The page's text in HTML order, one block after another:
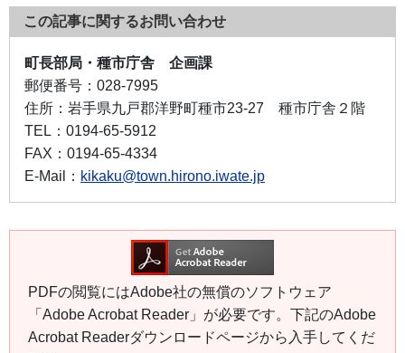
この記事に関するお問い合わせ
町長部局・種市庁舎 企画課
郵便番号： 028-7995
住所： 岩手県九戸郡洋野町種市23-27 種市庁舎２階
TEL： 0194-65-5912
FAX： 0194-65-4334
E-Mail： kikaku@town.hirono.iwate.jp
PDFの閲覧にはAdobe社の無償のソフトウェア
「Adobe Acrobat Reader」が必要です。下記のAdobe
Acrobat Readerダウンロードページから入手してくだ